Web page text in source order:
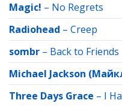
Magic! – No Regrets
Radiohead – Creep
sombr – Back to Friends
Michael Jackson
Three Days Grace – I